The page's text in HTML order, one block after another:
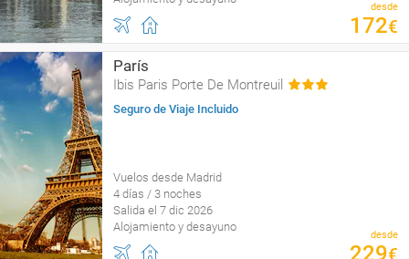
desde
172€
París
Ibis Paris Porte De Montreuil
Seguro de Viaje Incluido
Vuelos desde Madrid
4 días / 3 noches
Salida el 7 dic 2026
Alojamiento y desayuno
desde
229